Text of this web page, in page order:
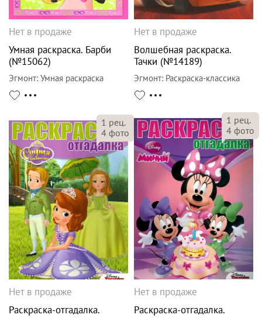
Нет в продаже
Умная раскраска. Барби
(№15062)
Эгмонт: Умная раскраска
Нет в продаже
Волшебная раскраска.
Тачки (№14189)
Эгмонт: Раскраска-классика
1 рец.
4 фото
Нет в продаже
Раскраска-отгадалка.
1 рец.
4 фото
Нет в продаже
Раскраска-отгадалка.